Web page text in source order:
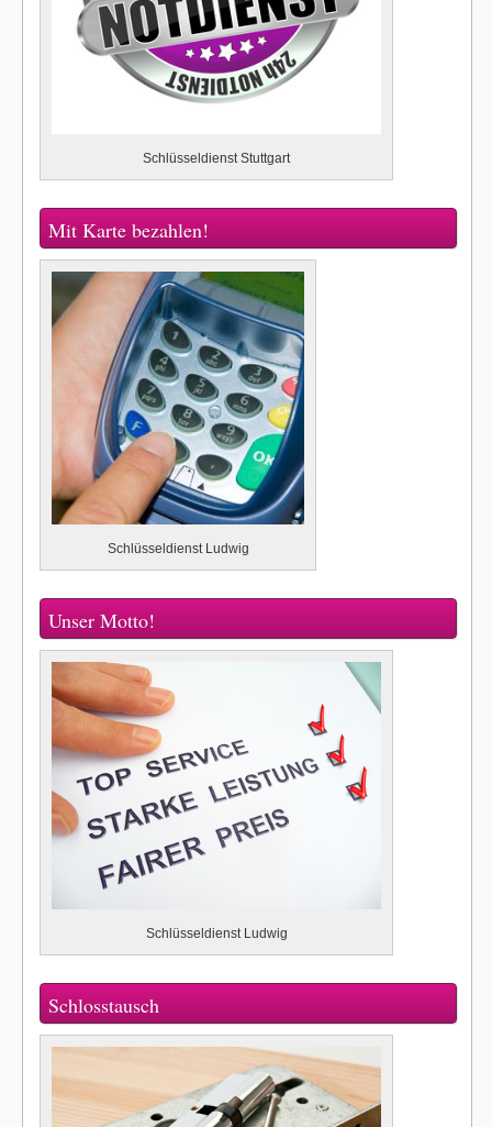
Schlüsseldienst Stuttgart
Mit Karte bezahlen!
Schlüsseldienst Ludwig
Unser Motto!
Schlüsseldienst Ludwig
Schlosstausch